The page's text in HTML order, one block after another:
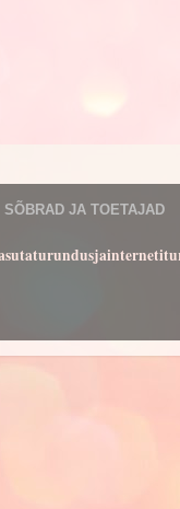
SÕBRAD JA TOETAJAD